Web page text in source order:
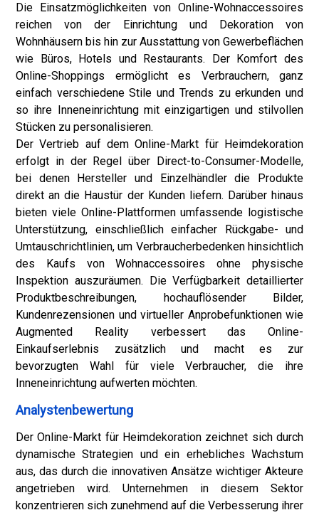
Die Einsatzmöglichkeiten von Online-Wohnaccessoires
reichen von der Einrichtung und Dekoration von
Wohnhäusern bis hin zur Ausstattung von Gewerbeflächen
wie Büros, Hotels und Restaurants. Der Komfort des
Online-Shoppings ermöglicht es Verbrauchern, ganz
einfach verschiedene Stile und Trends zu erkunden und
so ihre Inneneinrichtung mit einzigartigen und stilvollen
Stücken zu personalisieren.
Der Vertrieb auf dem Online-Markt für Heimdekoration
erfolgt in der Regel über Direct-to-Consumer-Modelle,
bei denen Hersteller und Einzelhändler die Produkte
direkt an die Haustür der Kunden liefern. Darüber hinaus
bieten viele Online-Plattformen umfassende logistische
Unterstützung, einschließlich einfacher Rückgabe- und
Umtauschrichtlinien, um Verbraucherbedenken hinsichtlich
des Kaufs von Wohnaccessoires ohne physische
Inspektion auszuräumen. Die Verfügbarkeit detaillierter
Produktbeschreibungen, hochauflösender Bilder,
Kundenrezensionen und virtueller Anprobefunktionen wie
Augmented Reality verbessert das Online-
Einkaufserlebnis zusätzlich und macht es zur
bevorzugten Wahl für viele Verbraucher, die ihre
Inneneinrichtung aufwerten möchten.
Analystenbewertung
Der Online-Markt für Heimdekoration zeichnet sich durch
dynamische Strategien und ein erhebliches Wachstum
aus, das durch die innovativen Ansätze wichtiger Akteure
angetrieben wird. Unternehmen in diesem Sektor
konzentrieren sich zunehmend auf die Verbesserung ihrer